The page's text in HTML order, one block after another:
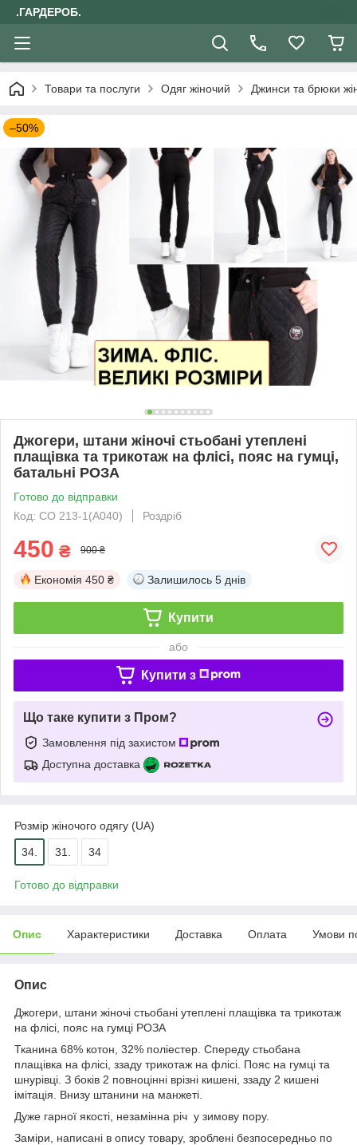
.ГАРДЕРОБ.
Товари та послуги Одяг жіночий Джинси та брюки
–50%
Джогери, штани жіночі стьобані утеплені
плащівка та трикотаж на флісі, пояс на гумці,
батальні РОЗА
Готово до відправки
Код: СО 213-1(А040)
Роздріб
450 ₴ 900 ₴
Економія 450 ₴ Залишилось 5 днів
Купити
або
Купити з
Що таке купити з Пром?
Замовлення під захистом
Доступна доставка
Розмір жіночого одягу (UA)
34. 31. 34
Готово до відправки
Опис Характеристики Доставка Оплата Умови
Опис
Джогери, штани жіночі стьобані утеплені плащівка та трикотаж
на флісі, пояс на гумці РОЗА
Тканина 68% котон, 32% поліестер. Спереду стьобана
плащівка на флісі, ззаду трикотаж на флісі. Пояс на гумці та
шнурівці. З боків 2 повноцінні врізні кишені, ззаду 2 кишені
імітація. Внизу штанини на манжеті.
Дуже гарної якості, незамінна річ у зимову пору.
Заміри, написані в опису товару, зроблені безпосередньо по